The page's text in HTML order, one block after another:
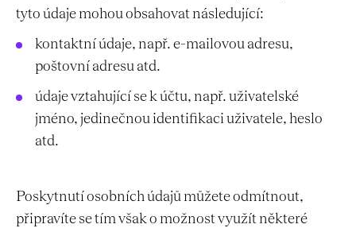
tyto údaje mohou obsahovat následující:
kontaktní údaje, např. e-mailovou adresu,
poštovní adresu atd.
údaje vztahující se k účtu, např. uživatelské
jméno, jedinečnou identifikaci uživatele, heslo
atd.
Poskytnutí osobních údajů můžete odmítnout,
připravíte se tím však o možnost využít některé